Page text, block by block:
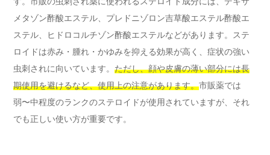
メタゾン酢酸エステル、プレドニゾロン吉草酸エステル酢酸エ
ステル、ヒドロコルチゾン酢酸エステルなどがあります。ステ
ロイドは赤み・腫れ・かゆみを抑える効果が高く、症状の強い
虫刺されに向いています。 ただし、顔や皮膚の薄い部分には長
期使用を避けるなど、使用上の注意があります。市販薬では
弱〜中程度のランクのステロイドが使用されていますが、それ
でも正しい使い方が重要です。